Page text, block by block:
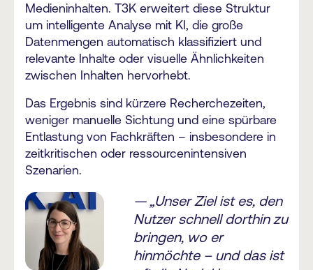
Medieninhalten. T3K erweitert diese Struktur
um intelligente Analyse mit KI, die große
Datenmengen automatisch klassifiziert und
relevante Inhalte oder visuelle Ähnlichkeiten
zwischen Inhalten hervorhebt.
Das Ergebnis sind kürzere Recherchezeiten,
weniger manuelle Sichtung und eine spürbare
Entlastung von Fachkräften – insbesondere in
zeitkritischen oder ressourcenintensiven
Szenarien.
— „Unser Ziel ist es, den
Nutzer schnell dorthin zu
bringen, wo er
hinmöchte – und das ist